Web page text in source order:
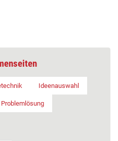
Ideenauswahl
Problemlösung